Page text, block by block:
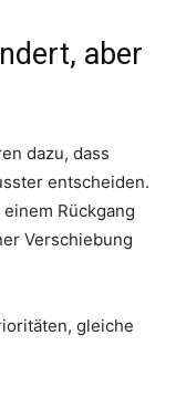
aber
dazu, dass
entscheiden.
Rückgang
Verschiebung
gleiche